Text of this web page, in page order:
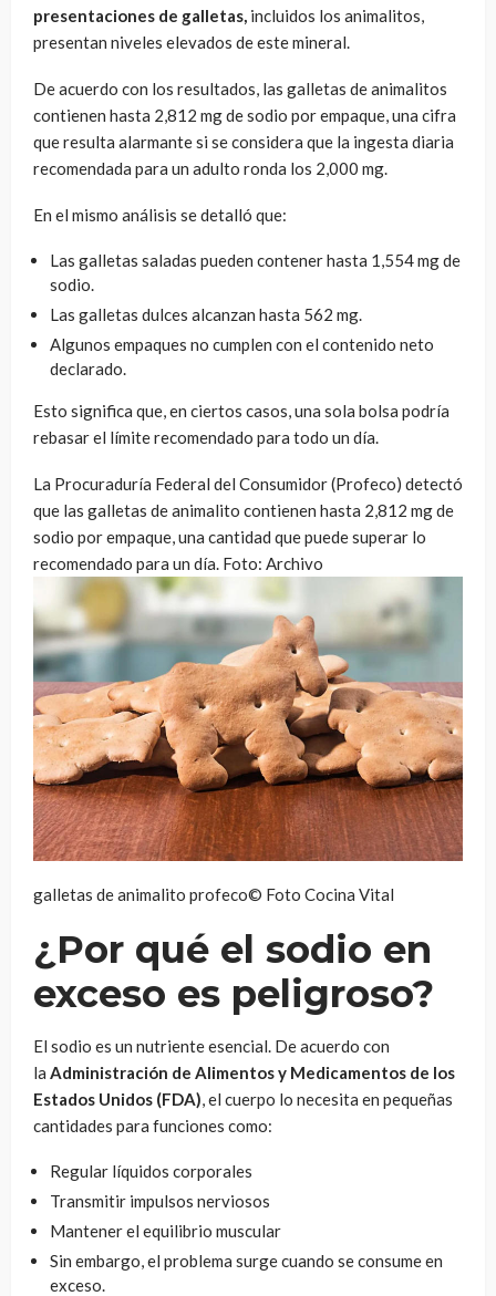
presentaciones de galletas, incluidos los animalitos,
presentan niveles elevados de este mineral.
De acuerdo con los resultados, las galletas de animalitos
contienen hasta 2,812 mg de sodio por empaque, una cifra
que resulta alarmante si se considera que la ingesta diaria
recomendada para un adulto ronda los 2,000 mg.
En el mismo análisis se detalló que:
Las galletas saladas pueden contener hasta 1,554 mg de
sodio.
Las galletas dulces alcanzan hasta 562 mg.
Algunos empaques no cumplen con el contenido neto
declarado.
Esto significa que, en ciertos casos, una sola bolsa podría
rebasar el límite recomendado para todo un día.
La Procuraduría Federal del Consumidor (Profeco) detectó
que las galletas de animalito contienen hasta 2,812 mg de
sodio por empaque, una cantidad que puede superar lo
recomendado para un día. Foto: Archivo
galletas de animalito profeco© Foto Cocina Vital
¿Por qué el sodio en
exceso es peligroso?
El sodio es un nutriente esencial. De acuerdo con
la Administración de Alimentos y Medicamentos de los
Estados Unidos (FDA), el cuerpo lo necesita en pequeñas
cantidades para funciones como:
Regular líquidos corporales
Transmitir impulsos nerviosos
Mantener el equilibrio muscular
Sin embargo, el problema surge cuando se consume en
exceso.